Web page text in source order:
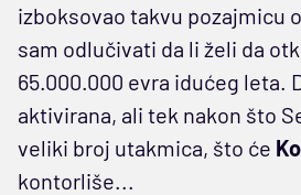
izboksovao takvu pozajmicu
sam odlučivati da li želi da
65.000.000 evra idućeg leta.
aktivirana, ali tek nakon što
veliki broj utakmica, što će
kontorliše...